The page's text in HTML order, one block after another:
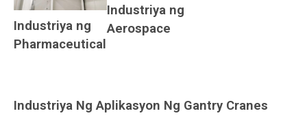
Industriya ng
Pharmaceutical
Industriya ng
Aerospace
Industriya Ng Aplikasyon Ng Gantry Cranes